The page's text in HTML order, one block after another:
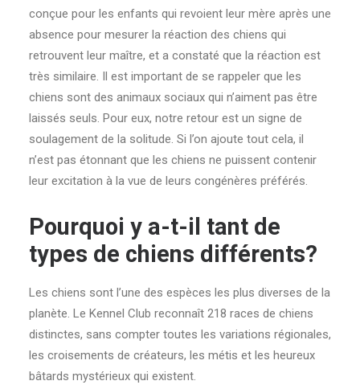
conçue pour les enfants qui revoient leur mère après une
absence pour mesurer la réaction des chiens qui
retrouvent leur maître, et a constaté que la réaction est
très similaire. Il est important de se rappeler que les
chiens sont des animaux sociaux qui n’aiment pas être
laissés seuls. Pour eux, notre retour est un signe de
soulagement de la solitude. Si l’on ajoute tout cela, il
n’est pas étonnant que les chiens ne puissent contenir
leur excitation à la vue de leurs congénères préférés.
Pourquoi y a-t-il tant de
types de chiens différents?
Les chiens sont l’une des espèces les plus diverses de la
planète. Le Kennel Club reconnaît 218 races de chiens
distinctes, sans compter toutes les variations régionales,
les croisements de créateurs, les métis et les heureux
bâtards mystérieux qui existent.